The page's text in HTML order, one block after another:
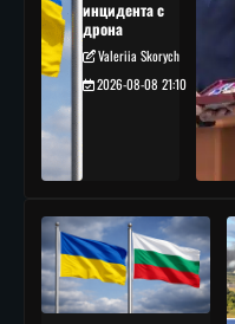
инцидента с
дрона
Valeriia Skorych
2026-08-08 21:10